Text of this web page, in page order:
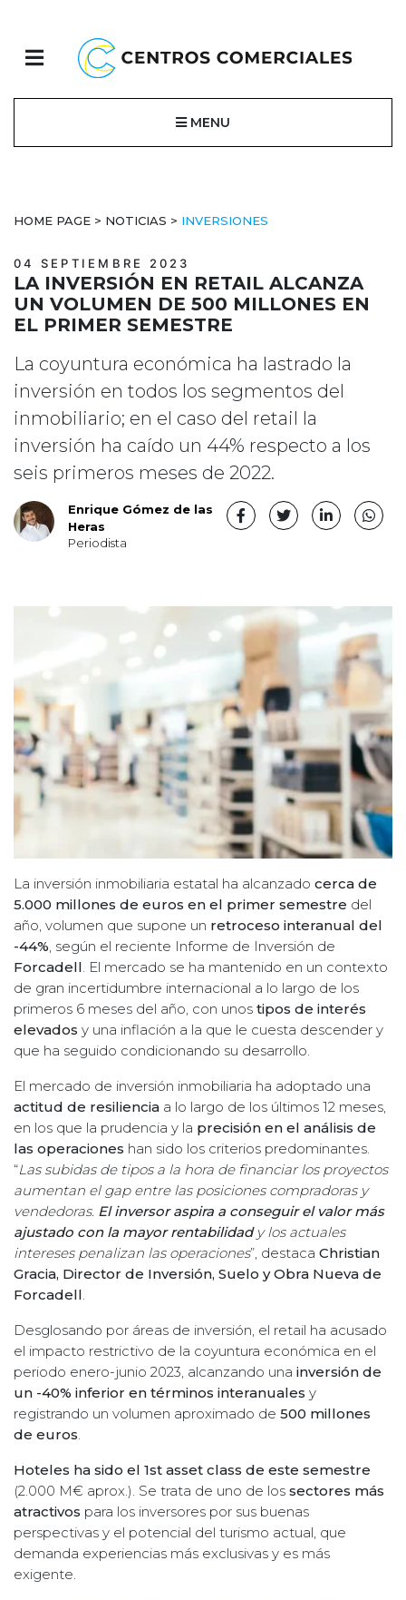
MENU
HOME PAGE > NOTICIAS > INVERSIONES
04 SEPTIEMBRE 2023
LA INVERSIÓN EN RETAIL ALCANZA
UN VOLUMEN DE 500 MILLONES EN
EL PRIMER SEMESTRE
La coyuntura económica ha lastrado la
inversión en todos los segmentos del
inmobiliario; en el caso del retail la
inversión ha caído un 44% respecto a los
seis primeros meses de 2022.
Enrique Gómez de las
Heras
Periodista
La inversión inmobiliaria estatal ha alcanzado cerca de
5.000 millones de euros en el primer semestre del
año, volumen que supone un retroceso interanual del
-44%, según el reciente Informe de Inversión de
Forcadell. El mercado se ha mantenido en un contexto
de gran incertidumbre internacional a lo largo de los
primeros 6 meses del año, con unos tipos de interés
elevados y una inflación a la que le cuesta descender y
que ha seguido condicionando su desarrollo.
El mercado de inversión inmobiliaria ha adoptado una
actitud de resiliencia a lo largo de los últimos 12 meses,
en los que la prudencia y la precisión en el análisis de
las operaciones han sido los criterios predominantes.
“Las subidas de tipos a la hora de financiar los proyectos
aumentan el gap entre las posiciones compradoras y
vendedoras. El inversor aspira a conseguir el valor más
ajustado con la mayor rentabilidady los actuales
intereses penalizan las operaciones”, destaca Christian
Gracia, Director de Inversión, Suelo y Obra Nueva de
Forcadell.
Desglosando por áreas de inversión, el retail ha acusado
el impacto restrictivo de la coyuntura económica en el
periodo enero-junio 2023, alcanzando una inversión de
un -40% inferior en términos interanuales y
registrando un volumen aproximado de 500 millones
de euros.
Hoteles ha sido el 1st asset class de este semestre
(2.000 M€ aprox.). Se trata de uno de los sectores más
atractivos para los inversores por sus buenas
perspectivas y el potencial del turismo actual, que
demanda experiencias más exclusivas y es más
exigente.